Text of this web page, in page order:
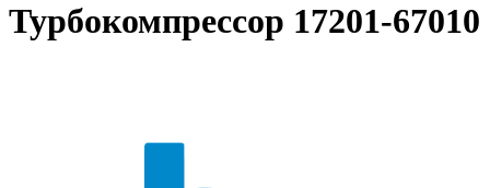
Турбокомпрессор 17201-67010